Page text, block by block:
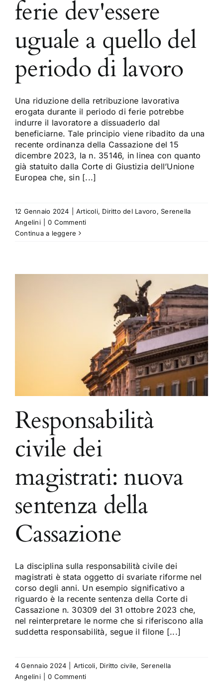
ferie dev'essere
uguale a quello del
periodo di lavoro
Una riduzione della retribuzione lavorativa
erogata durante il periodo di ferie potrebbe
indurre il lavoratore a dissuaderlo dal
beneficiarne. Tale principio viene ribadito da una
recente ordinanza della Cassazione del 15
dicembre 2023, la n. 35146, in linea con quanto
già statuito dalla Corte di Giustizia dell’Unione
Europea che, sin [...]
12 Gennaio 2024 Articoli, Diritto del Lavoro,Serenella
Angelini
0 Commenti
Continua a leggere
Responsabilità
civile dei
magistrati: nuova
sentenza della
Cassazione
La disciplina sulla responsabilità civile dei
magistrati è stata oggetto di svariate riforme nel
corso degli anni. Un esempio significativo a
riguardo è la recente sentenza della Corte di
Cassazione n. 30309 del 31 ottobre 2023 che,
nel reinterpretare le norme che si riferiscono alla
suddetta responsabilità, segue il filone [...]
4 Gennaio 2024 Articoli, Diritto civile, Serenella
Angelini
0 Commenti